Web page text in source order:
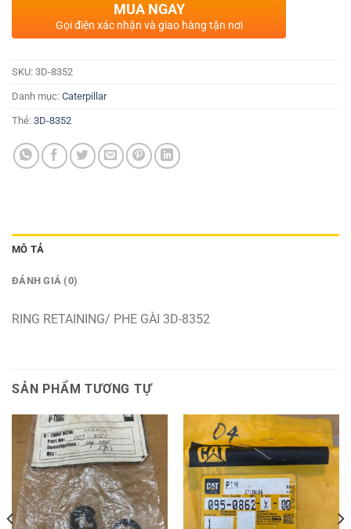
MUA NGAY
Gọi điện xác nhận và giao hàng tận nơi
SKU: 3D-8352
Danh mục: Caterpillar
Thẻ: 3D-8352
MÔ TẢ
ĐÁNH GIÁ (0)
RING RETAINING/ PHE GÀI 3D-8352
SẢN PHẨM TƯƠNG TỰ